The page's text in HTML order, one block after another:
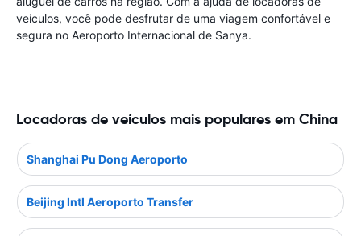
veículos, você pode desfrutar de uma viagem confortável e
segura no Aeroporto Internacional de Sanya.
Locadoras de veículos mais populares em China
Shanghai Pu Dong Aeroporto
Beijing Intl Aeroporto Transfer